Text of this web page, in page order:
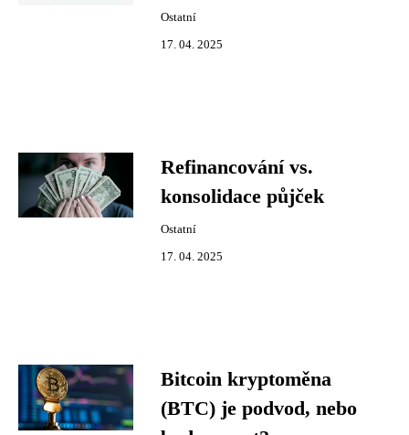
Ostatní
17. 04. 2025
Refinancování vs.
konsolidace půjček
Ostatní
17. 04. 2025
Bitcoin kryptoměna
(BTC) je podvod, nebo